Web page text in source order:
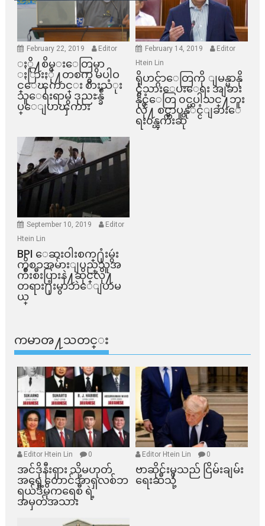
February 22, 2019 Editor
ႏို႔စိမ္းေတြမွာ
ႏြားႏို႔တစက္မွ မပါဝ
င္ေၾကာင္း စားသံုး
သူေရးရာမွ ဒုညႊန္ခ်ဳ
ပ္ေျပာၾကား
February 14, 2019
Editor
Htein Lin
ရိုဟင္ဂ်ာေတြကို ျမန္မာနို
င္ငံသားေပးေရး အျခား
နိုင္ငံေတြ ၀င္မပါသင္႔ဘူး
လို႔ စင္ကာပူနုိင္ငံျခားေ
ရး၀န္ၾကီးဆို
September 10, 2019
Editor
Htein Lin
BPI ​ေဆးဝါးစက္​႐ုံးမွဴး
ကိစၥအမ်ားျပည္​သူအ
က်ိဳးစီးပြားနဲ႔ဆိုင္​လို႔
တရား႐ုံးမွာဘဲေျပာမ
ယ္​
ကမာၻ႔သတင္း
Editor Htein Lin 0
အင်ဒိုနီးရှား သို့မဟုတ်
အရှေ့တောင်အာရှလစ်ဘ
ရယ်ဒီမိုကရေစီ ရဲ့
အမှတ်အသား
Editor Htein Lin 0
ဗာဆိုင်းမှသည် ငြိမ်းချမ်း
ရေးဆီသို့